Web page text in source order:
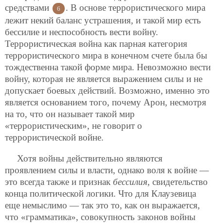
средствами
6
. В основе террористического мира
лежит некий баланс устрашения, и такой мир есть
бессилие и неспособность вести войну.
Террористическая война как парная категория
террористического мира в конечном счете была бы
тождественна такой форме мира. Невозможно вести
войну, которая не является выражением силы и не
допускает боевых действий. Возможно, именно это
является основанием того, почему Арон, несмотря
на то, что он называет такой мир
«террористическим», не говорит о
террористической войне.
Хотя войны действительно являются
проявлением силы и власти, однако воля к войне —
это всегда также и признак бессилия, свидетельство
конца политической логики. Что для Клаузевица
еще немыслимо — так это то, как он выражается,
что «грамматика», совокупность законов войны